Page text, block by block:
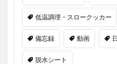
低温調理・スロークッカー
備忘録 動画
脱水シート